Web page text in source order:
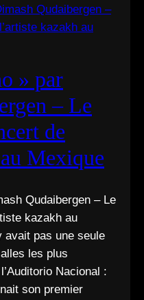
» par
– Le
de
Mexique
Qudaibergen – Le
kazakh au
avait pas une seule
les plus
Nacional :
son premier